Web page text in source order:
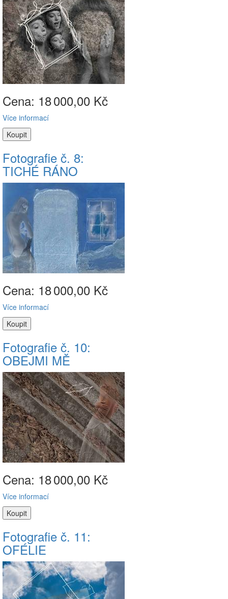
Cena: 18000,00 Kč
Více informací
Fotografie č. 8:
TICHÉ RÁNO
Cena: 18000,00 Kč
Více informací
Fotografie č. 10:
OBEJMI MĚ
Cena: 18000,00 Kč
Více informací
Fotografie č. 11:
OFÉLIE